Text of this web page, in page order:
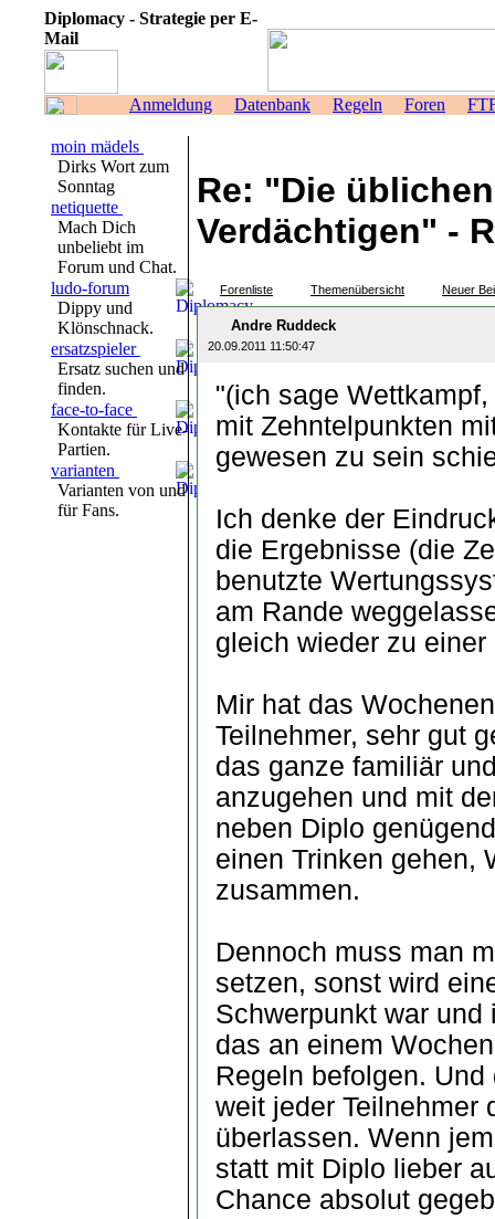
Diplomacy - Strategie per E-
Mail
Anmeldung Datenbank Regeln Foren
moin mädels
Dirks Wort zum
Sonntag
netiquette
Mach Dich
unbeliebt im
Forum und Chat.
ludo-forum
Dippy und
Klönschnack.
ersatzspieler
Ersatz suchen und
finden.
face-to-face
Kontakte für Live-
Partien.
varianten
Varianten von und
für Fans.
Re: "Die üblichen
Verdächtigen" -
Forenliste Themenübersicht Neuer
Andre Ruddeck
20.09.2011 11:50:47
"(ich sage
mit Zehntelpunkten
gewesen zu sein
Ich denke der
die Ergebnisse (die
benutzte
am Rande
gleich wieder zu
Mir hat das
Teilnehmer, sehr gut
das ganze familiär
anzugehen und mit
neben Diplo
einen Trinken gehen,
zusammen.
Dennoch muss man
setzen, sonst wird
Schwerpunkt war
das an einem
Regeln befolgen.
weit jeder Teilnehmer
überlassen. Wenn
statt mit Diplo lieber
Chance absolut